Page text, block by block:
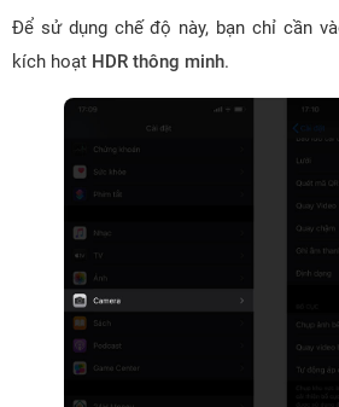
Để sử dụng chế độ này, bạn chỉ cần
kích hoạt HDR thông minh.